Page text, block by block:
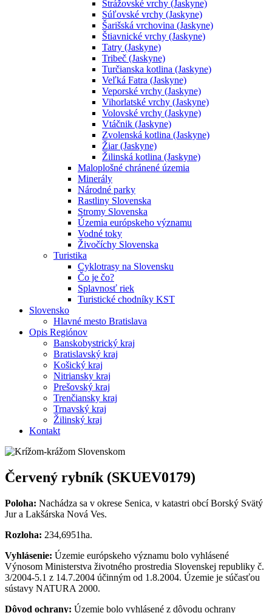
Strážovské vrchy (Jaskyne)
Súľovské vrchy (Jaskyne)
Šarišská vrchovina (Jaskyne)
Štiavnické vrchy (Jaskyne)
Tatry (Jaskyne)
Tribeč (Jaskyne)
Turčianska kotlina (Jaskyne)
Veľká Fatra (Jaskyne)
Veporské vrchy (Jaskyne)
Vihorlatské vrchy (Jaskyne)
Volovské vrchy (Jaskyne)
Vtáčnik (Jaskyne)
Zvolenská kotlina (Jaskyne)
Žiar (Jaskyne)
Žilinská kotlina (Jaskyne)
Maloplošné chránené územia
Minerály
Národné parky
Rastliny Slovenska
Stromy Slovenska
Územia európskeho významu
Vodné toky
Živočíchy Slovenska
Turistika
Cyklotrasy na Slovensku
Čo je čo?
Splavnosť riek
Turistické chodníky KST
Slovensko
Hlavné mesto Bratislava
Opis Regiónov
Banskobystrický kraj
Bratislavský kraj
Košický kraj
Nitriansky kraj
Prešovský kraj
Trenčiansky kraj
Trnavský kraj
Žilinský kraj
Kontakt
Červený rybník (SKUEV0179)
Poloha: Nachádza sa v okrese Senica, v katastri obcí Borský Svätý
Jur a Lakšárska Nová Ves.
Rozloha: 234,6951ha.
Vyhlásenie: Územie európskeho významu bolo vyhlásené
Výnosom Ministerstva životného prostredia Slovenskej republiky č.
3/2004-5.1 z 14.7.2004 účinným od 1.8.2004. Územie je súčasťou
sústavy NATURA 2000.
Dôvod ochrany: Územie bolo vyhlásené z dôvodu ochrany